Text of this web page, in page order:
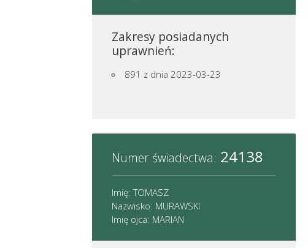
Zakresy posiadanych
uprawnień:
891 z dnia 2023-03-23
Numer świadectwa: 24138
Imię: TOMASZ
Nazwisko: MURAWSKI
Imię ojca: MARIAN